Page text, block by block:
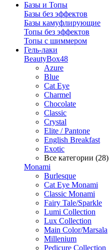
Базы и Топы
Базы без эффектов
Базы камуфлирующие
Топы без эффектов
Топы с шиммером
Гель-лаки
BeautyBox48
Azure
Blue
Cat Eye
Charmel
Chocolate
Classic
Crystal
Elite / Pantone
English Breakfast
Exotic
Все категории (28)
Monami
Burlesque
Cat Eye Monami
Classic Monami
Fairy Tale/Sparkle
Lumi Collection
Lux Collection
Main Color/Marsala
Millenium
Pedicure Collection